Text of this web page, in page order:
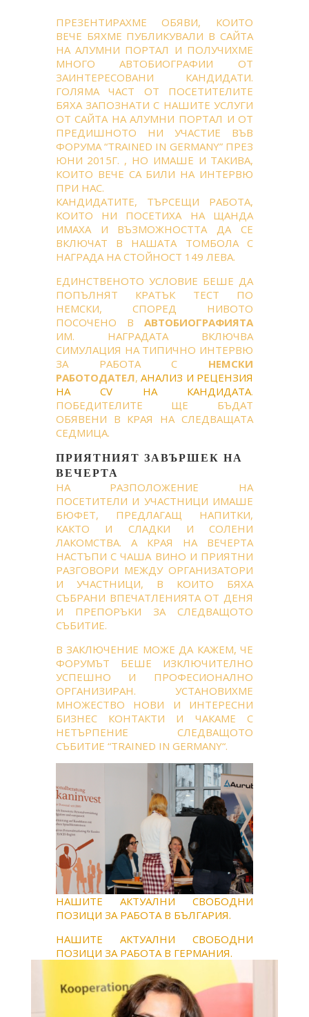
ПРЕЗЕНТИРАХМЕ ОБЯВИ, КОИТО
ВЕЧЕ БЯХМЕ ПУБЛИКУВАЛИ В САЙТА
НА АЛУМНИ ПОРТАЛ И ПОЛУЧИХМЕ
МНОГО АВТОБИОГРАФИИ ОТ
ЗАИНТЕРЕСОВАНИ КАНДИДАТИ.
ГОЛЯМА ЧАСТ ОТ ПОСЕТИТЕЛИТЕ
БЯХА ЗАПОЗНАТИ С НАШИТЕ УСЛУГИ
ОТ САЙТА НА АЛУМНИ ПОРТАЛ И ОТ
ПРЕДИШНОТО НИ УЧАСТИЕ ВЪВ
ФОРУМА “TRAINED IN GERMANY” ПРЕЗ
ЮНИ 2015Г. , НО ИМАШЕ И ТАКИВА,
КОИТО ВЕЧЕ СА БИЛИ НА ИНТЕРВЮ
ПРИ НАС.
КАНДИДАТИТЕ, ТЪРСЕЩИ РАБОТА,
КОИТО НИ ПОСЕТИХА НА ЩАНДА
ИМАХА И ВЪЗМОЖНОСТТА ДА СЕ
ВКЛЮЧАТ В НАШАТА ТОМБОЛА С
НАГРАДА НА СТОЙНОСТ 149 ЛЕВА.
ЕДИНСТВЕНОТО УСЛОВИЕ БЕШЕ ДА
ПОПЪЛНЯТ КРАТЪК ТЕСТ ПО
НЕМСКИ, СПОРЕД НИВОТО
ПОСОЧЕНО ВАВТОБИОГРАФИЯТА
ИМ. НАГРАДАТА ВКЛЮЧВА
СИМУЛАЦИЯ НА ТИПИЧНО ИНТЕРВЮ
ЗА РАБОТА С НЕМСКИ
РАБОТОДАТЕЛ,АНАЛИЗ И РЕЦЕНЗИЯ
НА CV НА КАНДИДАТА.
ПОБЕДИТЕЛИТЕ ЩЕ БЪДАТ
ОБЯВЕНИ В КРАЯ НА СЛЕДВАЩАТА
СЕДМИЦА.
ПРИЯТНИЯТ ЗАВЪРШЕК НА
ВЕЧЕРТА
НА РАЗПОЛОЖЕНИЕ НА
ПОСЕТИТЕЛИ И УЧАСТНИЦИ ИМАШЕ
БЮФЕТ, ПРЕДЛАГАЩ НАПИТКИ,
КАКТО И СЛАДКИ И СОЛЕНИ
ЛАКОМСТВА. А КРАЯ НА ВЕЧЕРТА
НАСТЪПИ С ЧАША ВИНО И ПРИЯТНИ
РАЗГОВОРИ МЕЖДУ ОРГАНИЗАТОРИ
И УЧАСТНИЦИ, В КОИТО БЯХА
СЪБРАНИ ВПЕЧАТЛЕНИЯТА ОТ ДЕНЯ
И ПРЕПОРЪКИ ЗА СЛЕДВАЩОТО
СЪБИТИЕ.
В ЗАКЛЮЧЕНИЕ МОЖЕ ДА КАЖЕМ, ЧЕ
ФОРУМЪТ БЕШЕ ИЗКЛЮЧИТЕЛНО
УСПЕШНО И ПРОФЕСИОНАЛНО
ОРГАНИЗИРАН. УСТАНОВИХМЕ
МНОЖЕСТВО НОВИ И ИНТЕРЕСНИ
БИЗНЕС КОНТАКТИ И ЧАКАМЕ С
НЕТЪРПЕНИЕ СЛЕДВАЩОТО
СЪБИТИЕ “TRAINED IN GERMANY“.
НАШИТЕ АКТУАЛНИ СВОБОДНИ
ПОЗИЦИ ЗА РАБОТА В БЪЛГАРИЯ.
НАШИТЕ АКТУАЛНИ СВОБОДНИ
ПОЗИЦИ ЗА РАБОТА В ГЕРМАНИЯ.